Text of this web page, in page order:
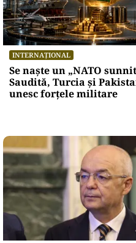
INTERNAȚIONAL
Se naște un „NATO
Saudită, Turcia și
unesc forțele militare